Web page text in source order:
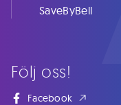
Följ oss!
Facebook
SaveByBell